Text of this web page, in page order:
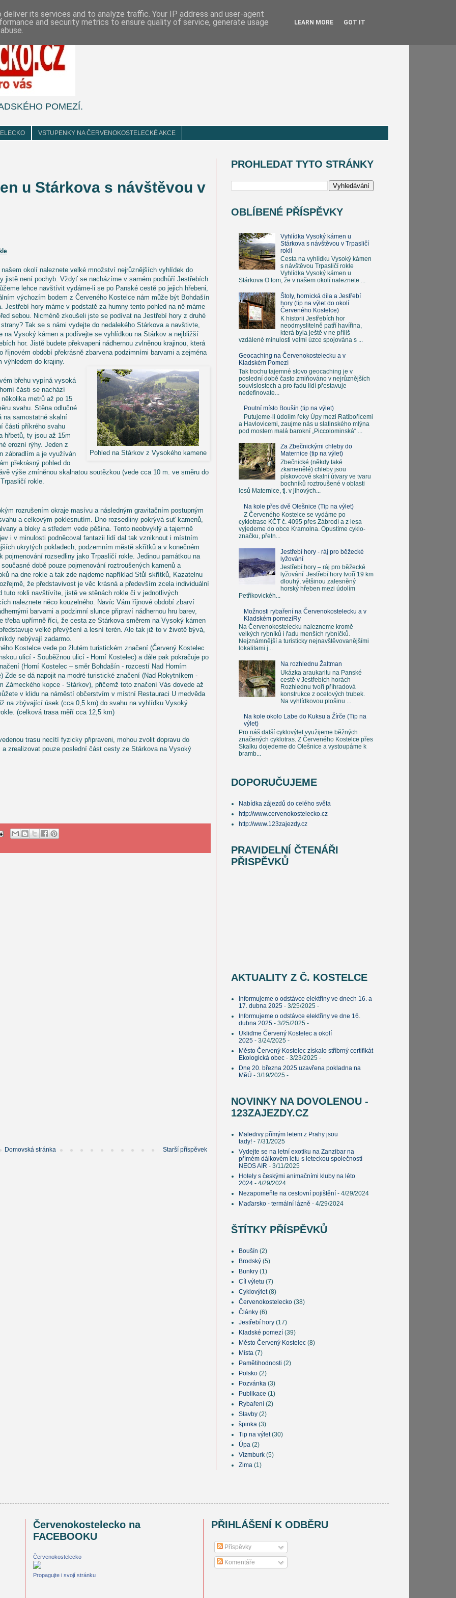
POMEZÍ.
VSTUPENKY NA ČERVENOKOSTELECKÉ AKCE
u Stárkova s návštěvou v
okolí naleznete velké množství nejrůznějších vyhlídek do
jistě není pochyb. Vždyť se nacházíme v samém podhůří Jestřebích
lehce navštívit vydáme-li se po Panské cestě po jejich hřebeni,
výchozím bodem z Červeného Kostelce nám může být Bohdašín
Jestřebí hory máme v podstatě za humny tento pohled na ně máme
sebou. Nicméně zkoušeli jste se podívat na Jestřebí hory z druhé
Tak se s námi vydejte do nedalekého Stárkova a navštivte,
na Vysoký kámen a podívejte se vyhlídkou na Stárkov a nejbližší
hor. Jistě budete překvapeni nádhernou zvlněnou krajinou, která
říjnovém období překrásně zbarvena podzimními barvami a zejména
výhledem do krajiny.
Pohled na Stárkov z Vysokého kamene
břehu vypíná vysoká
části se nachází
metrů až po 15
svahu. Stěna odlučné
na samostatné skalní
části příkrého svahu
hřbetů, ty jsou až 15m
erozní rýhy. Jeden z
zábradlím a je využíván
překrásný pohled do
výše zmíněnou skalnatou soutězkou (vede cca 10 m. ve směru do
rokle.
rozrušením okraje masívu a následným gravitačním postupným
a celkovým poklesnutím. Dno rozsedliny pokrývá suť kamenů,
a bloky a středem vede pěšina. Tento neobvyklý a tajemně
i v minulosti podněcoval fantazii lidí dal tak vzniknout i místním
ukrytých pokladech, podzemním městě skřítků a v konečném
pojmenování rozsedliny jako Trpasličí rokle. Jedinou památkou na
době pouze pojmenování roztroušených kamenů a
na dne rokle a tak zde najdeme například Stůl skřítků, Kazatelnu
že představivost je věc krásná a především zcela individuální
tuto rokli navštívíte, jistě ve stěnách rokle či v jednotlivých
naleznete něco kouzelného. Navíc Vám říjnové období zbarví
barvami a podzimní slunce připraví nádhernou hru barev,
upřímně říci, že cesta ze Stárkova směrem na Vysoký kámen
velké převýšení a lesní terén. Ale tak již to v životě bývá,
nebývají zadarmo.
Kostelce vede po žlutém turistickém značení (Červený Kostelec
ulicí - Souběžnou ulicí - Horní Kostelec) a dále pak pokračuje po
(Horní Kostelec – směr Bohdašín - rozcestí Nad Horním
Zde se dá napojit na modré turistické značení (Nad Rokytníkem -
Zámeckého kopce - Stárkov), přičemž toto značení Vás dovede až
v klidu na náměstí občerstvím v místní Restauraci U medvěda
na zbývající úsek (cca 0,5 km) do svahu na vyhlídku Vysoký
(celková trasa měří cca 12,5 km)
trasu necítí fyzicky připraveni, mohou zvolit dopravu do
a zrealizovat pouze poslední část cesty ze Stárkova na Vysoký
Starší příspěvek
Domovská stránka
PROHLEDAT TYTO STRÁNKY
OBLÍBENÉ PŘÍSPĚVKY
Vyhlídka Vysoký kámen u
Stárkova s návštěvou v Trpasličí
rokli
Cesta na vyhlídku Vysoký kámen
s návštěvou Trpasličí rokle
Vyhlídka Vysoký kámen u
Stárkova O tom, že v našem okolí naleznete ...
Štoly, hornická díla a Jestřebí
hory (tip na výlet do okolí
Červeného Kostelce)
K historii Jestřebích hor
neodmyslitelně patří havířina,
která byla ještě v ne příliš
vzdálené minulosti velmi úzce spojována s ...
Geocaching na Červenokostelecku a v
Kladském Pomezí
Tak trochu tajemné slovo geocaching je v
poslední době často zmiňováno v nejrůznějších
souvislostech a pro řadu lidí přestavuje
nedefinovate...
Poutní místo Boušín (tip na výlet)
Putujeme-li údolím řeky Úpy mezi Ratibořicemi
a Havlovicemi, zaujme nás u slatinského mlýna
pod mostem malá barokní „Piccolominská“ ...
Za Zbečnickými chleby do
Maternice (tip na výlet)
Zbečnické (někdy také
zkamenělé) chleby jsou
pískovcové skalní útvary ve tvaru
bochníků roztroušené v oblasti
lesů Maternice, tj. v jihových...
Na kole přes dvě Olešnice (Tip na výlet)
Z Červeného Kostelce se vydáme po
cyklotrase KČT č. 4095 přes Zábrodí a z lesa
vyjedeme do obce Kramolna. Opustíme cyklo-
značku, přetn...
Jestřebí hory - ráj pro běžecké
lyžování
Jestřebí hory – ráj pro běžecké
lyžování Jestřebí hory tvoří 19 km
dlouhý, většinou zalesněný
horský hřeben mezi údolím
Petříkovickéh...
Možnosti rybaření na Červenokostelecku a v
Kladském pomezíRy
Na Červenokostelecku nalezneme kromě
velkých rybníků i řadu menších rybníčků.
Nejznámnější a turisticky nejnavštěvovanějšími
lokalitami j...
Na rozhlednu Žaltman
Ukázka araukaritu na Panské
cestě v Jestřebích horách
Rozhlednu tvoří příhradová
konstrukce z ocelových trubek.
Na vyhlídkovou plošinu ...
Na kole okolo Labe do Kuksu a Žírče (Tip na
výlet)
Pro náš další cyklovýlet využijeme běžných
značených cyklotras. Z Červeného Kostelce přes
Skalku dojede­me do Olešnice a vystoupáme k
bramb...
DOPORUČUJEME
Nabídka zájezdů do celého světa
http://www.cervenokostelecko.cz
http://www.123zajezdy.cz
PRAVIDELNÍ ČTENÁŘI
PŘISPĚVKŮ
AKTUALITY Z Č. KOSTELCE
Informujeme o odstávce elektřiny ve dnech 16. a
17. dubna 2025 - 3/25/2025 -
Informujeme o odstávce elektřiny ve dne 16.
dubna 2025 - 3/25/2025 -
Ukliďme Červený Kostelec a okolí
2025 - 3/24/2025 -
Město Červený Kostelec získalo stříbrný certifikát
Ekologická obec - 3/23/2025 -
Dne 20. března 2025 uzavřena pokladna na
MěÚ - 3/19/2025 -
NOVINKY NA DOVOLENOU -
123ZAJEZDY.CZ
Maledivy přímým letem z Prahy jsou
tady! - 7/31/2025
Vydejte se na letní exotiku na Zanzibar na
přímém dálkovém letu s leteckou společností
NEOS AIR - 3/11/2025
Hotely s českými animačními kluby na léto
2024 - 4/29/2024
Nezapomeňte na cestovní pojištění - 4/29/2024
Maďarsko - termální lázně - 4/29/2024
ŠTÍTKY PŘÍSPĚVKŮ
Boušín (2)
Brodský (5)
Bunkry (1)
Cíl výletu (7)
Cyklovýlet (8)
Červenokostelecko (38)
Články (6)
Jestřebí hory (17)
Kladské pomezí (39)
Město Červený Kostelec (8)
Místa (7)
Pamětihodnosti (2)
Polsko (2)
Pozvánka (3)
Publikace (1)
Rybaření (2)
Stavby (2)
špinka (3)
Tip na výlet (30)
Úpa (2)
Vízmburk (5)
Zima (1)
Červenokostelecko na
FACEBOOKU
Červenokostelecko
Propagujte i svojí stránku
PŘIHLÁŠENÍ K ODBĚRU
Příspěvky
Komentáře
its services and to analyze traffic. Your IP address and user-agent
and security metrics to ensure quality of service, generate usage
LEARN MORE GOT IT